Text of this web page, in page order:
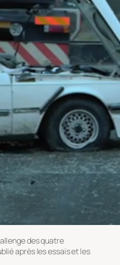
des quatre
après les essais et les